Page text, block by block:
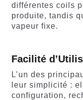
différentes coils
produite, tandis
vapeur fixe.
Facilité
L’un des
leur simplicité :
configuration,